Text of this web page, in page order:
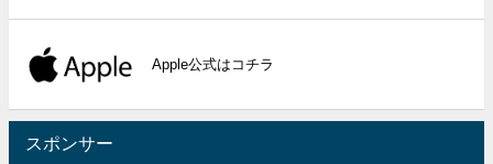
Apple公式はコチラ
スポンサー